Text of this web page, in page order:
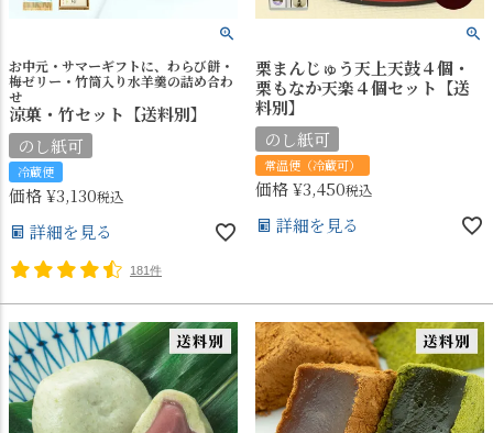
お中元・サマーギフトに、わらび餅・
梅ゼリー・竹筒入り水羊羹の詰め合わ
せ
涼菓・竹セット【送料別】
のし紙可
冷蔵便
価格¥3,130税込
詳細を見る
181件
栗まんじゅう天上天鼓４個・
栗もなか天楽４個セット【送
料別】
のし紙可
常温便（冷蔵可）
価格¥3,450税込
詳細を見る